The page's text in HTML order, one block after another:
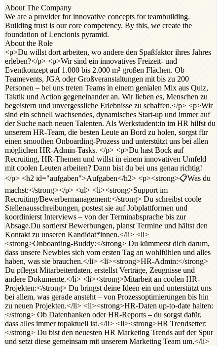
About The Company
We are a provider for innovative concepts for teambuilding.
Building trust is our core competency. By this, we create the
foundation of Lencionis pyramid.
About the Role
<p>Du willst dort arbeiten, wo andere den Spaßfaktor ihres Jahres
erleben?</p> <p>Wir sind ein innovatives Freizeit- und
Eventkonzept auf 1.000 bis 2.000 m² großen Flächen. Ob
Teamevents, JGA oder Großveranstaltungen mit bis zu 200
Personen – bei uns treten Teams in einem genialen Mix aus Quiz,
Taktik und Action gegeneinander an. Wir lieben es, Menschen zu
begeistern und unvergessliche Erlebnisse zu schaffen.</p> <p>Wir
sind ein schnell wachsendes, dynamisches Start-up und immer auf
der Suche nach neuen Talenten. Als Werkstudent:in im HR hilfst du
unserem HR-Team, die besten Leute an Bord zu holen, sorgst für
einen smoothen Onboarding-Prozess und unterstützt uns bei allen
möglichen HR-Admin-Tasks. </p> <p>Du hast Bock auf
Recruiting, HR-Themen und willst in einem innovativen Umfeld
mit coolen Leuten arbeiten? Dann bist du bei uns genau richtig!
</p> <h2 id="aufgaben">Aufgaben</h2> <p><strong>📋Was du
machst:</strong></p> <ul> <li><strong>Support im
Recruiting/Bewerbermanagement:</strong> Du schreibst coole
Stellenausschreibungen, postest sie auf Jobplattformen und
koordinierst Interviews – von der Terminabsprache bis zur
Absage.Du sortierst Bewerbungen, planst Termine und hältst den
Kontakt zu unseren Kandidat*innen.</li> <li>
<strong>Onboarding-Buddy:</strong> Du kümmerst dich darum,
dass unsere Newbies sich vom ersten Tag an wohlfühlen und alles
haben, was sie brauchen.</li> <li><strong>HR-Admin:</strong>
Du pflegst Mitarbeiterdaten, erstellst Verträge, Zeugnisse und
andere Dokumente.</li> <li><strong>Mitarbeit an coolen HR-
Projekten:</strong> Du bringst deine Ideen ein und unterstützt uns
bei allem, was gerade ansteht – von Prozessoptimierungen bis hin
zu neuen Projekten.</li> <li><strong>HR-Daten up-to-date halten:
</strong> Ob Datenbanken oder HR-Reports – du sorgst dafür,
dass alles immer topaktuell ist.</li> <li><strong>HR Trendsetter:
</strong> Du bist den neuesten HR Marketing Trends auf der Spur
und setzt diese gemeinsam mit unserem Marketing Team um.</li>